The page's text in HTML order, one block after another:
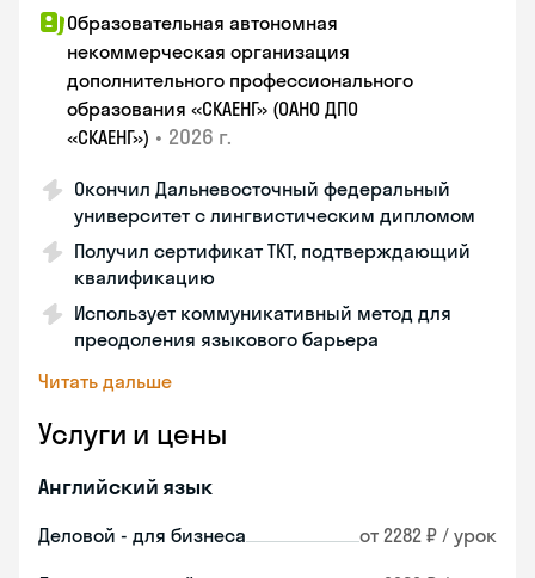
Образовательная автономная
некоммерческая организация
дополнительного профессионального
образования «СКАЕНГ» (ОАНО ДПО
«СКАЕНГ») • 2026 г.
Окончил Дальневосточный федеральный
университет с лингвистическим дипломом
Получил сертификат TKT, подтверждающий
квалификацию
Использует коммуникативный метод для
преодоления языкового барьера
Читать дальше
Услуги и цены
Английский язык
Деловой - для бизнеса от 2282 ₽ / урок